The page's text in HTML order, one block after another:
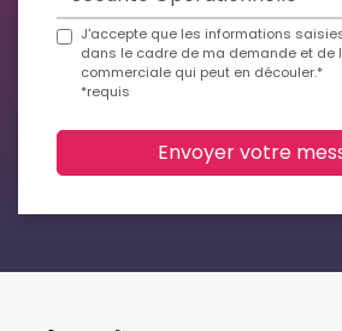
J'accepte que les informations
dans le cadre de ma demande et de
commerciale qui peut en découler.*
*requis
Envoyer votre